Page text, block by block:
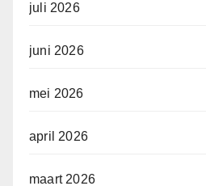
juli 2026
juni 2026
mei 2026
april 2026
maart 2026